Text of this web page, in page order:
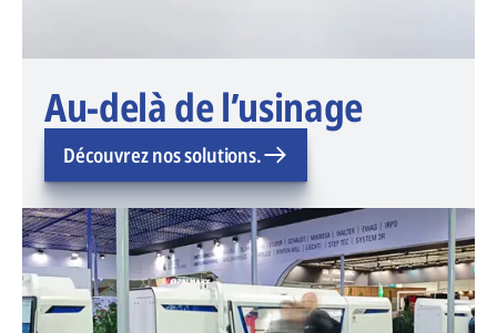
Au-delà de l’usinage
Découvrez nos solutions.